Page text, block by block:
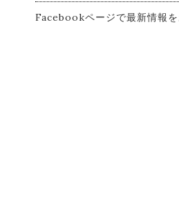
Facebookページで最新情報